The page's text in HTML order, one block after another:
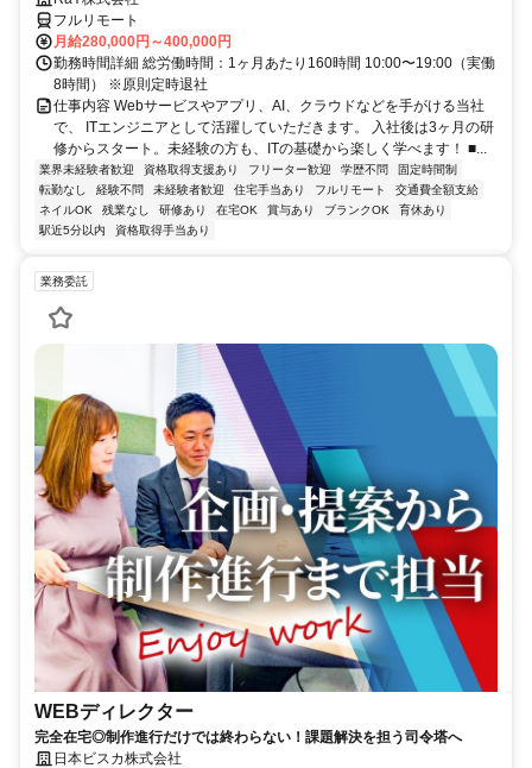
フルリモート
月給280,000円～400,000円
勤務時間詳細 総労働時間：1ヶ月あたり160時間 10:00〜19:00（実働
8時間） ※原則定時退社
仕事内容 Webサービスやアプリ、AI、クラウドなどを手がける当社
で、 ITエンジニアとして活躍していただきます。 入社後は3ヶ月の研
修からスタート。未経験の方も、ITの基礎から楽しく学べます！ ■...
業界未経験者歓迎 資格取得支援あり フリーター歓迎 学歴不問
固定時間制
転勤なし
経験不問 未経験者歓迎 住宅手当あり フルリモート
交通費全額支給
ネイルOK
残業なし 研修あり 在宅OK 賞与あり ブランクOK
育休あり
駅近5分以内
資格取得手当あり
業務委託
WEBディレクター
完全在宅◎制作進行だけでは終わらない！課題解決を担う司令塔へ
日本ビスカ株式会社